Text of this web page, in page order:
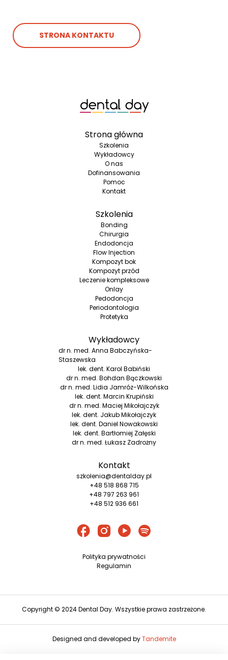
STRONA KONTAKTU
Strona główna
Szkolenia
Wykładowcy
O nas
Dofinansowania
Pomoc
Kontakt
Szkolenia
Bonding
Chirurgia
Endodoncja
Flow Injection
Kompozyt bok
Kompozyt przód
Leczenie kompleksowe
Onlay
Pedodoncja
Periodontologia
Protetyka
Wykładowcy
dr n. med. Anna Babczyńska-
Staszewska
lek. dent. Karol Babiński
dr n. med. Bohdan Bączkowski
dr n. med. Lidia Jamróz-Wilkońska
lek. dent. Marcin Krupiński
dr n. med. Maciej Mikołajczyk
lek. dent. Jakub Mikołajczyk
lek. dent. Daniel Nowakowski
lek. dent. Bartłomiej Załęski
dr n. med. Łukasz Zadrożny
Kontakt
szkolenia@dentalday.pl
+48 518 868 715
+48 797 263 961
+48 512 936 661
Polityka prywatności
Regulamin
Copyright © 2024 Dental Day. Wszystkie prawa zastrzeżone.
Designed and developed byTandemite